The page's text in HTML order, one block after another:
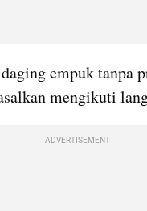
empuk tanpa
mengikuti
ADVERTISEMENT